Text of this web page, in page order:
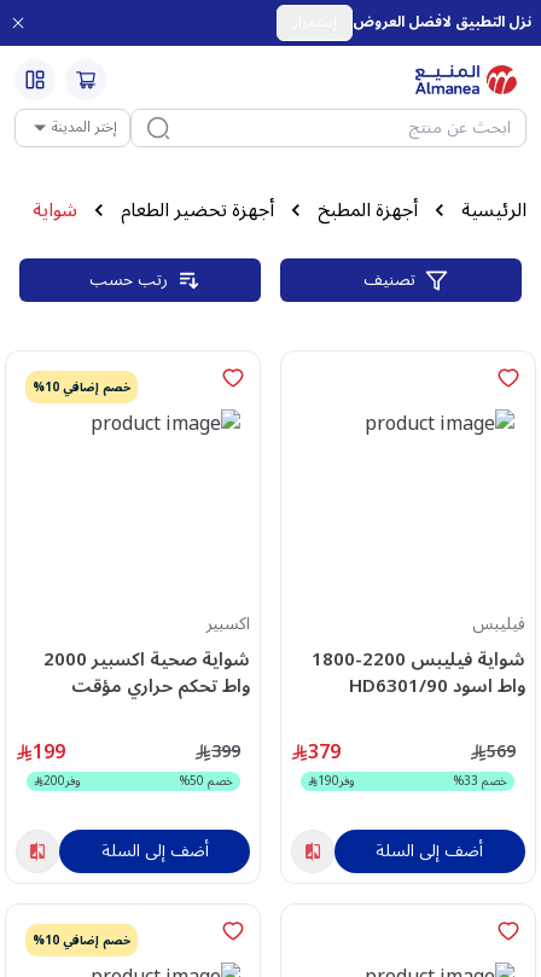
نزل التطبيق لافضل العروض
إختر المدينة
الرئيسية أجهزة المطبخ أجهزة تحضير الطعام شواية
تصنيف رتب حسب
فيليبس
شواية فيليبس 2200-1800
واط اسود HD6301/90
379 569
خصم 33
% وفر190
أضف إلى السلة
خصم إضافي 10%
اكسبير
شواية صحية اكسبير 2000
واط تحكم حراري مؤقت
199 399
خصم50
% وفر200
أضف إلى السلة
خصم إضافي 10%